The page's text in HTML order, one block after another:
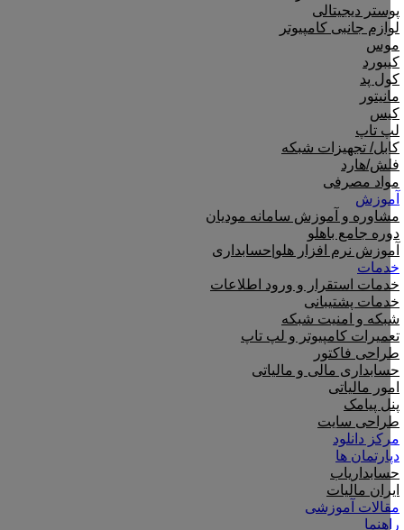
پوستر دیجیتالی
لوازم جانبی کامپیوتر
موس
کیبورد
کول پد
مانیتور
کیس
لپ تاپ
کابل/ تجهیزات شبکه
فلش/هارد
مواد مصرفی
آموزش
مشاوره و آموزش سامانه مودیان
دوره جامع باهلو
آموزش نرم افزار هلو|حسابداری
خدمات
خدمات استقرار و ورود اطلاعات
خدمات پشتیبانی
شبکه و امنیت شبکه
تعمیرات کامپیوتر و لپ تاپ
طراحی فاکتور
حسابداری مالی و مالیاتی
امور مالیاتی
پنل پیامک
طراحی سایت
مرکز دانلود
دپارتمان ها
حسابداریاب
ایران مالیات
مقالات آموزشی
راهنما